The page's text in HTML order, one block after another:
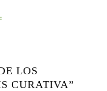
LOS
CURATIVA”